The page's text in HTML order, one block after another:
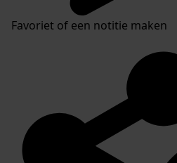
Favoriet of een notitie maken